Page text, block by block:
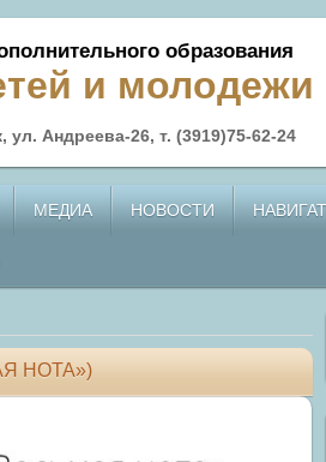
образования
и молодежи
Андреева-26, т. (3919)75-62-24
МЕДИА НОВОСТИ
НОТА»)